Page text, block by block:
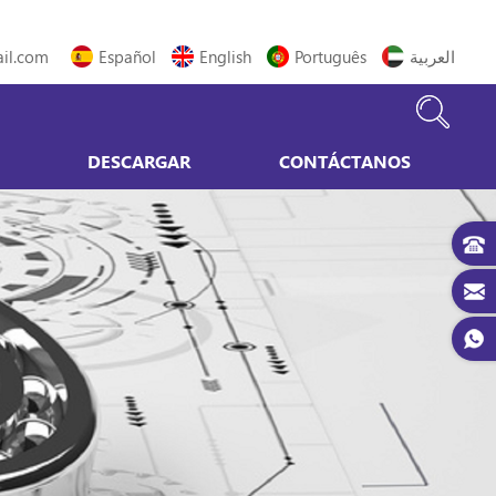
Español
English Português العربية
DESCARGAR CONTÁCTANOS